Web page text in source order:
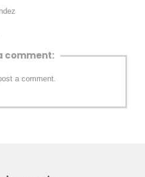
comment:
a comment.